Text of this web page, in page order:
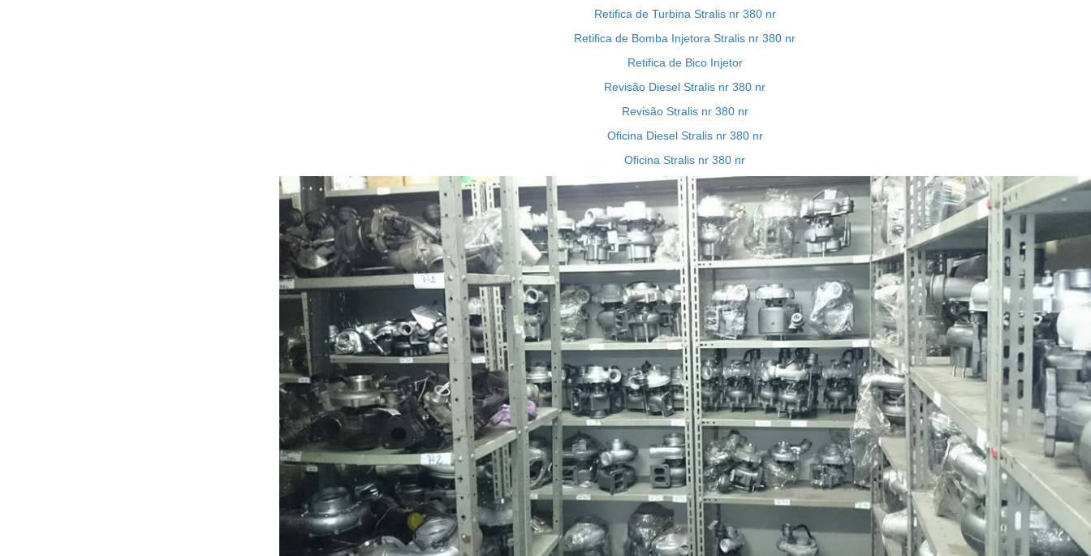
Retifica de Turbina Stralis nr 380 nr
Retifica de Bomba Injetora Stralis nr 380 nr
Retifica de Bico Injetor
Revisão Diesel Stralis nr 380 nr
Revisão Stralis nr 380 nr
Oficina Diesel Stralis nr 380 nr
Oficina Stralis nr 380 nr